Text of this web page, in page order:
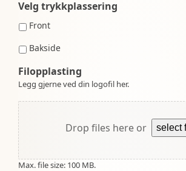
Velg trykkplassering
Front
Bakside
Filopplasting
Legg gjerne ved din logofil her.
Drop files here or select
Max. file size: 100 MB.